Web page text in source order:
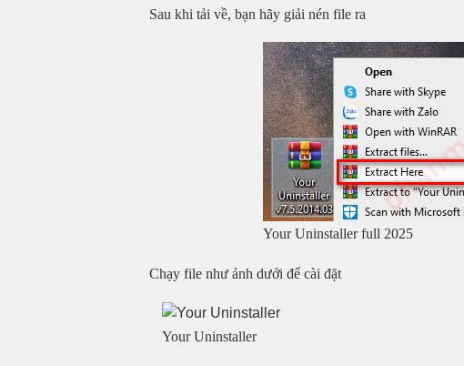
Sau khi tải về, bạn hãy giải nén file ra
Your Uninstaller full 2025
Chạy file như ảnh dưới để cài đặt
Your Uninstaller